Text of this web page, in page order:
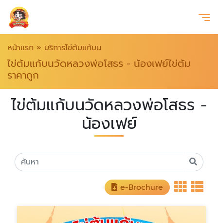
หน้าแรก » บริการไข่ต้มแก้บน
ไข่ต้มแก้บนวัดหลวงพ่อโสธร - น้องเฟย์ไข่ต้ม
ราคาถูก
ไข่ต้มแก้บนวัดหลวงพ่อโสธร -
น้องเฟย์
e-Brochure